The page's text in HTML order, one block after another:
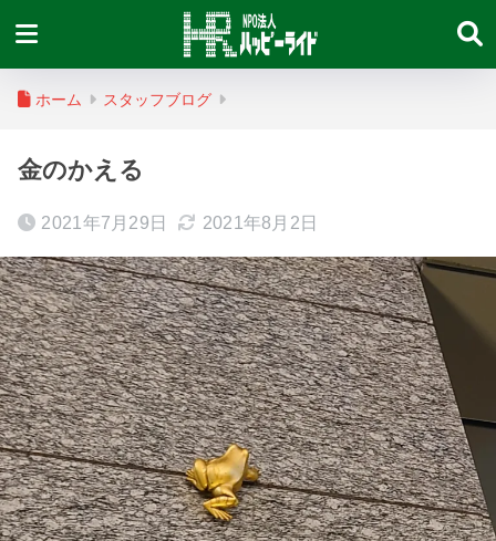
ホーム スタッフブログ
金のかえる
2021年7月29日 2021年8月2日